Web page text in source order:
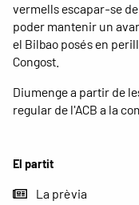
El partit
La prèvia
vermells escapar-se
poder mantenir un
el Bilbao posés en
Congost.
Diumenge a partir de
regular de l'ACB a la